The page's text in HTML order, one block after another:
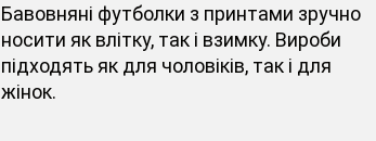
Бавовняні футболки з принтами зручно
носити як влітку, так і взимку. Вироби
підходять як для чоловіків, так і для
жінок.